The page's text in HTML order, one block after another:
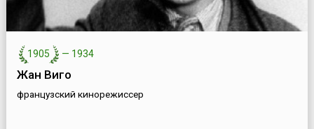
1905 — 1934
Жан Виго
французский кинорежиссер